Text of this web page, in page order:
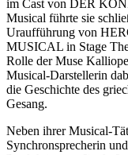
im Cast von DER
Musical führte sie
Uraufführung von
MUSICAL in Stage
Rolle der Muse
Musical-Darstellerin
die Geschichte des
Gesang.
Neben ihrer Musical-
Synchronsprecherin